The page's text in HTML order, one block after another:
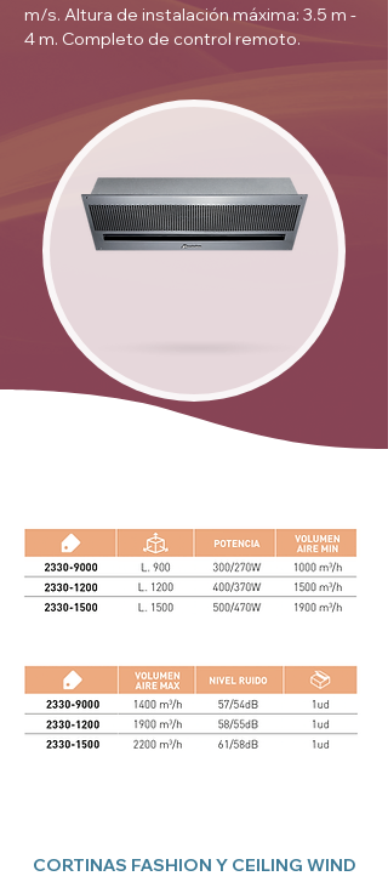
m/s. Altura de instalación máxima: 3.5 m -
4 m. Completo de control remoto.
CORTINAS FASHION Y CEILING WIND